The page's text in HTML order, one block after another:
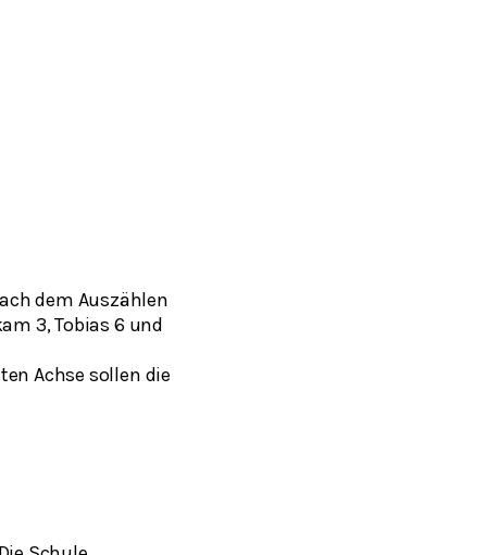
dem Auszählen
3, Tobias 6 und
Achse sollen die